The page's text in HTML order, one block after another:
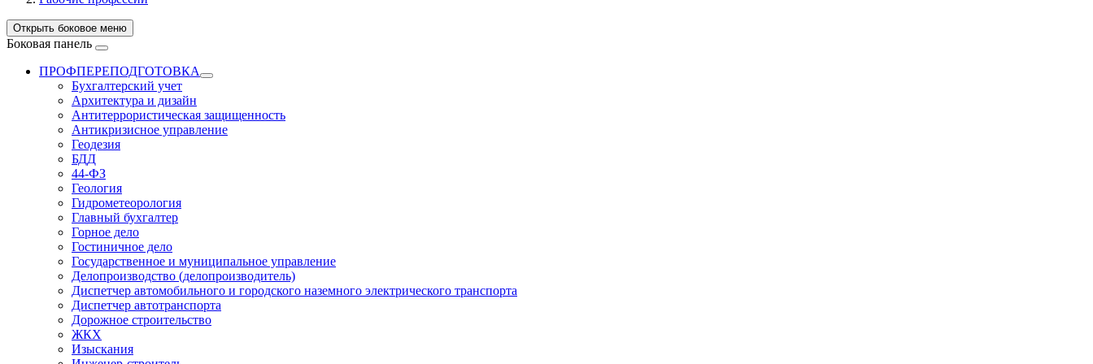
Открыть боковое меню
Боковая панель
ПРОФПЕРЕПОДГОТОВКА
Бухгалтерский учет
Архитектура и дизайн
Антитеррористическая защищенность
Антикризисное управление
Геодезия
БДД
44-ФЗ
Геология
Гидрометеорология
Главный бухгалтер
Горное дело
Гостиничное дело
Государственное и муниципальное управление
Делопроизводство (делопроизводитель)
Диспетчер автомобильного и городского наземного электрического транспорта
Диспетчер автотранспорта
Дорожное строительство
ЖКХ
Изыскания